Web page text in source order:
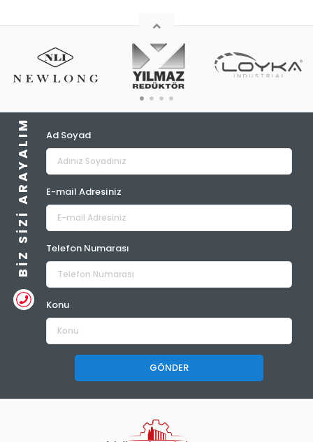
BIZ SIZI ARAYALIM Ad Soyad
E-mail Adresiniz
Telefon Numarası
Konu
GÖNDER